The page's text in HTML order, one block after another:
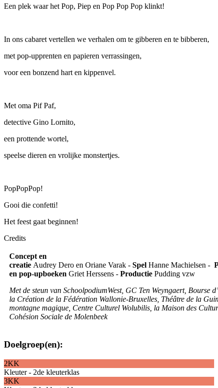
Een plek waar het Pop, Piep en Pop Pop Pop klinkt!
In ons cabaret vertellen we verhalen om te gibberen en te bibberen,
met pop-upprenten en papieren verrassingen,
voor een bonzend hart en kippenvel.
Met oma Pif Paf,
detective Gino Lornito,
een prottende wortel,
speelse dieren en vrolijke monstertjes.
PopPopPop!
Gooi die confetti!
Het feest gaat beginnen!
Credits
Concept en
creatie Audrey Dero en Oriane Varak - Spel Hanne Machielsen -
en pop-upboeken Griet Herssens - Productie Pudding vzw
Met de steun van SchoolpodiumWest, GC Ten Weyngaert, Bourse
la Création de la Fédération Wallonie-Bruxelles, Théâtre de la
montagne magique, Centre Culturel Wolubilis, la Maison des
Cohésion Sociale de Molenbeek
Doelgroep(en):
2KK
Kleuter - 2de kleuterklas
3KK